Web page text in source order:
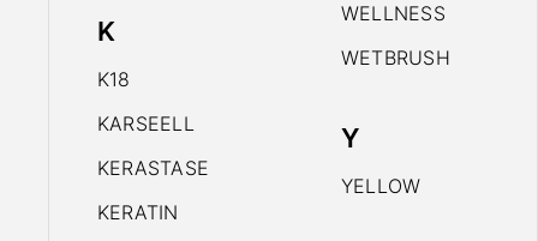
K
K18
KARSEELL
KERASTASE
KERATIN
WELLNESS
WETBRUSH
Y
YELLOW